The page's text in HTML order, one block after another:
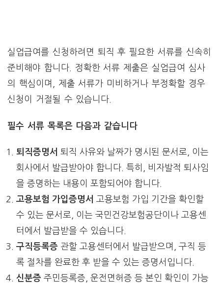
실업급여를 신청하려면 퇴직 후 필요한 서류를 신속히
준비해야 합니다. 정확한 서류 제출은 실업급여 심사
의 핵심이며, 제출 서류가 미비하거나 부정확할 경우
신청이 거절될 수 있습니다.
필수 서류 목록은 다음과 같습니다
퇴직증명서 퇴직 사유와 날짜가 명시된 문서로, 이는
회사에서 발급받아야 합니다. 특히, 비자발적 퇴사임
을 증명하는 내용이 포함되어야 합니다.
고용보험 가입증명서 고용보험 가입 기간을 확인할
수 있는 문서로, 이는 국민건강보험공단이나 고용센
터에서 발급받을 수 있습니다.
구직등록증 관할 고용센터에서 발급받으며, 구직 등
록 절차를 완료한 후 받을 수 있는 증명서입니다.
신분증 주민등록증, 운전면허증 등 본인 확인이 가능